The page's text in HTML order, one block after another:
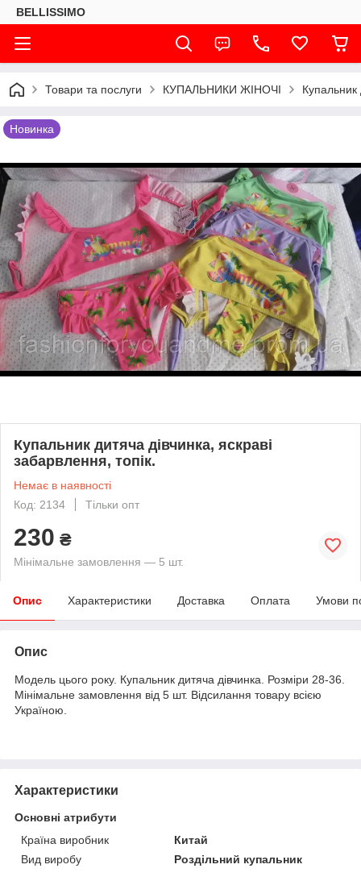
BELLISSIMO
Товари та послуги КУПАЛЬНИКИ ЖІНОЧІ Купальник
Новинка
Купальник дитяча дівчинка, яскраві
забарвлення, топік.
Немає в наявності
Код: 2134
Тільки опт
230 ₴
Мінімальне замовлення — 5 шт.
Опис Характеристики Доставка Оплата Умови
Опис
Модель цього року. Купальник дитяча дівчинка. Розміри 28-36.
Мінімальне замовлення від 5 шт. Відсилання товару всією
Україною.
Характеристики
Основні атрибути
Країна виробник
Китай
Вид виробу
Роздільний купальник